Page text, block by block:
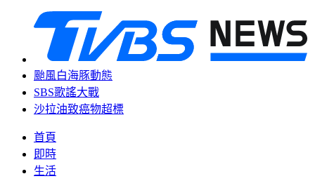
颱風白海豚動態
SBS歌謠大戰
沙拉油致癌物超標
首頁
即時
生活